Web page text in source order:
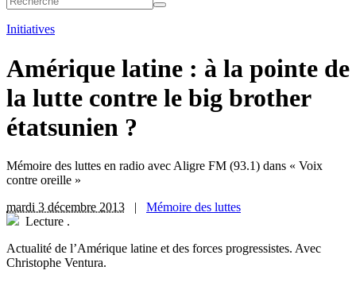
Initiatives
Amérique latine : à la pointe de
la lutte contre le big brother
étatsunien ?
Mémoire des luttes en radio avec Aligre FM (93.1) dans « Voix
contre oreille »
mardi 3 décembre 2013 | Mémoire des luttes
Lecture .
Actualité de l’Amérique latine et des forces progressistes. Avec
Christophe Ventura.